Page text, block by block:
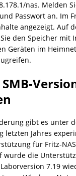
nas. Melden
Passwort an. Im
angezeigt. Auf
den Speicher
Geräten im
gibt es unter
letzten Jahres
für Fritz-
wurde die
7.19